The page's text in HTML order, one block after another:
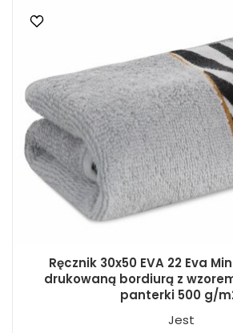
Ręcznik 30x50 EVA 22 Eva
drukowaną bordiurą z
panterki 500 g/
Jest